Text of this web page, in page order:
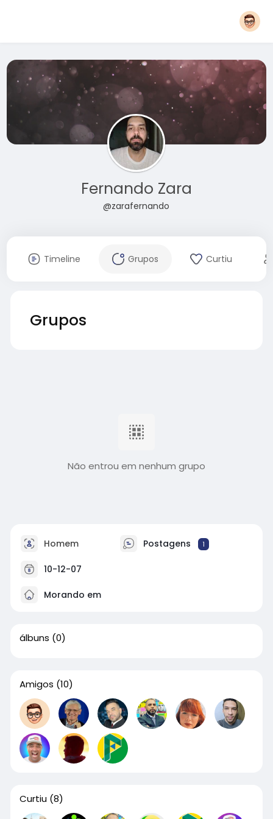
Fernando Zara
@zarafernando
Timeline Grupos Curtiu
Grupos
Não entrou em nenhum grupo
Homem Postagens 1
10-12-07
Morando em
álbuns (0)
Amigos (10)
Curtiu (8)